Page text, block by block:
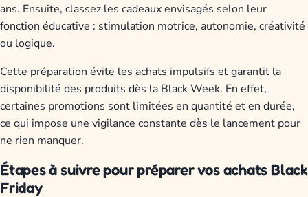
ans. Ensuite, classez les cadeaux envisagés selon leur
fonction éducative : stimulation motrice, autonomie, créativité
ou logique.
Cette préparation évite les achats impulsifs et garantit la
disponibilité des produits dès la Black Week. En effet,
certaines promotions sont limitées en quantité et en durée,
ce qui impose une vigilance constante dès le lancement pour
ne rien manquer.
Étapes à suivre pour préparer vos achats Black
Friday